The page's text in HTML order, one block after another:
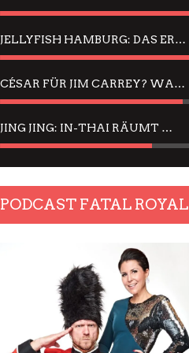
JELLYFISH HAMBURG: DAS ERFOLGREICHE SOMMER-MENÜ 2025 IN GEFÜHLEN UND BILDERN
CÉSAR FÜR JIM CARREY? WARUM DAS EINER DER NERVIGSTEN ACTORS IST UND BLEIBT
JING JING: IN-THAI RÄUMT WIEDER TITEL AB – EIN ZWEI-STUNDEN-ERLEBNISBERICHT
PODCAST FATAL ROYAL